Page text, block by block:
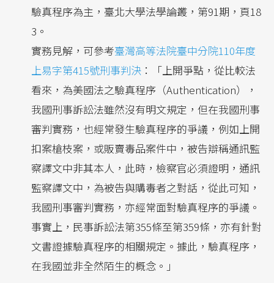
驗真程序為主，臺北大學法學論叢，第91期，頁18
3。
實務見解，可參考臺灣高等法院臺中分院110年度
上易字第415號刑事判決 ：「上開爭點，從比較法
看來，為美國法之驗真程序（Authentication），
我國刑事訴訟法雖然沒有明文規定，但在我國刑事
審判實務，也經常發生驗真程序的爭議，例如上開
扣案槍枝案，或販賣毒品案件中，被告辯稱通訊監
察譯文中非其本人，此時，檢察官必須證明，通訊
監察譯文中，為被告與購毒者之對話，從此可知，
我國刑事審判實務，亦經常面對驗真程序的爭議。
事實上，民事訴訟法第355條至第359條，亦有針對
文書證據驗真程序的相關規定。據此，驗真程序，
在我國並非全然陌生的概念。」